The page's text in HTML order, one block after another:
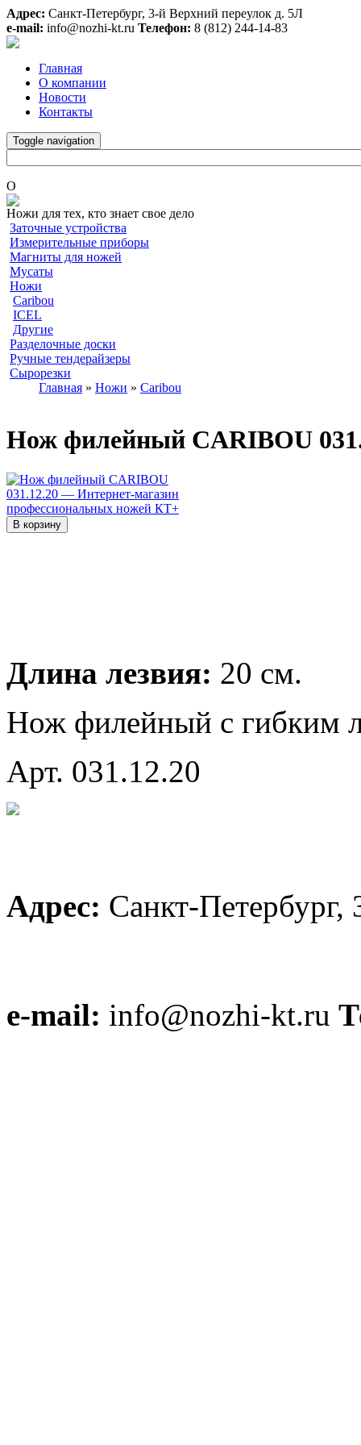
Адрес: Санкт-Петербург, 3-й Верхний переулок д. 5Л
e-mail: info@nozhi-kt.ru Телефон: 8 (812) 244-14-83
Главная
О компании
Новости
Контакты
Toggle navigation
O
Ножи для тех, кто знает свое дело
Заточные устройства
Измерительные приборы
Магниты для ножей
Мусаты
Ножи
Caribou
ICEL
Другие
Разделочные доски
Ручные тендерайзеры
Сырорезки
Главная » Ножи » Caribou
Нож филейный CARIBOU
Длина лезвия: 20 см.
Нож филейный с гибким
Арт. 031.12.20
Адрес: Санкт-
e-mail: info@nozhi-kt.ru